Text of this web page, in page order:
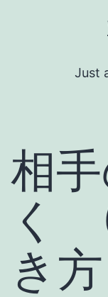
Just
相
く
き方